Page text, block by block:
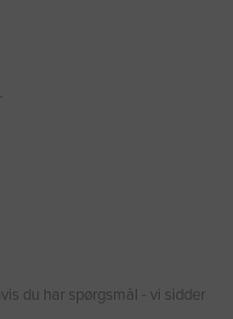
du har spørgsmål - vi sidder